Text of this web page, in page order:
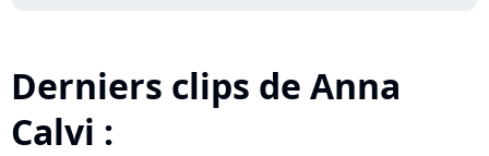
Derniers clips de Anna
Calvi :